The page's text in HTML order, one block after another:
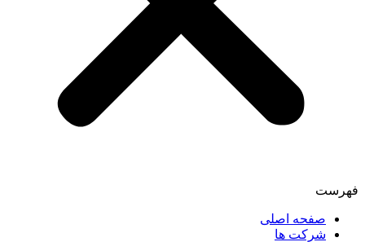
فهرست
صفحه اصلی
شرکت ها